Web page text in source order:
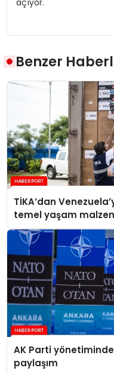
açıyor.
Benzer
TİKA’dan
temel yaşam
AK Parti
paylaşım